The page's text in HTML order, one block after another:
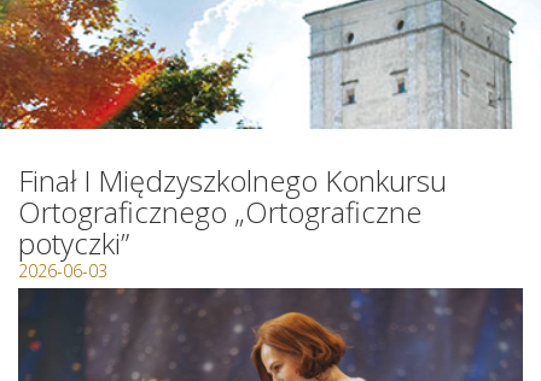
Finał I Międzyszkolnego Konkursu
Ortograficznego „Ortograficzne
potyczki”
2026-06-03